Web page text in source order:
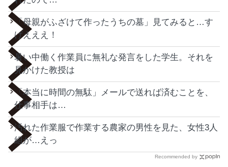
「母親がふざけて作ったうちの墓」見てみると…す
げえええ！
暑い中働く作業員に無礼な発言をした学生。それを
見かけた教授は
「本当に時間の無駄」メールで送れば済むことを、
仕事相手は…
汚れた作業服で作業する農家の男性を見た、女性3人
組が…えっ
Recommended by